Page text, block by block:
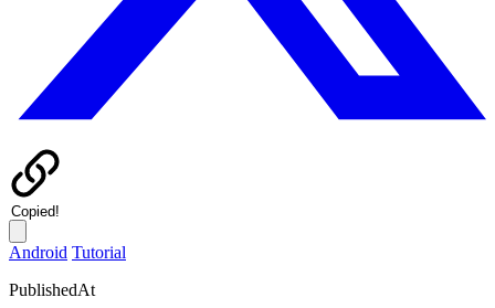
Copied!
Android Tutorial
PublishedAt